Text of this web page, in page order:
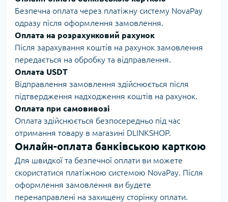
Безпечна оплата через платіжну систему NovaPay
одразу після оформлення замовлення.
Оплата на розрахунковий рахунок
Після зарахування коштів на рахунок замовлення
передається на обробку та відправлення.
Оплата USDT
Відправлення замовлення здійснюється після
підтвердження надходження коштів на рахунок.
Оплата при самовивозі
Оплата здійснюється безпосередньо під час
отримання товару в магазині DLINKSHOP.
Онлайн-оплата банківською карткою
Для швидкої та безпечної оплати ви можете
скористатися платіжною системою NovaPay. Після
оформлення замовлення ви будете
перенаправлені на захищену сторінку оплати.